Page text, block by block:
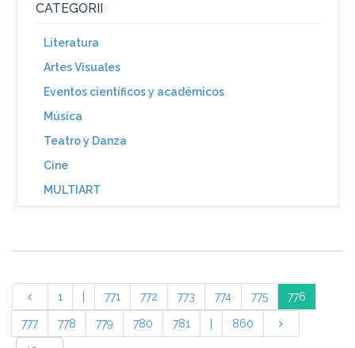
CATEGORII
Literatura
Artes Visuales
Eventos científicos y académicos
Música
Teatro y Danza
Cine
MULTIART
1 771 772 773 774 775 776
777 778 779 780 781 860